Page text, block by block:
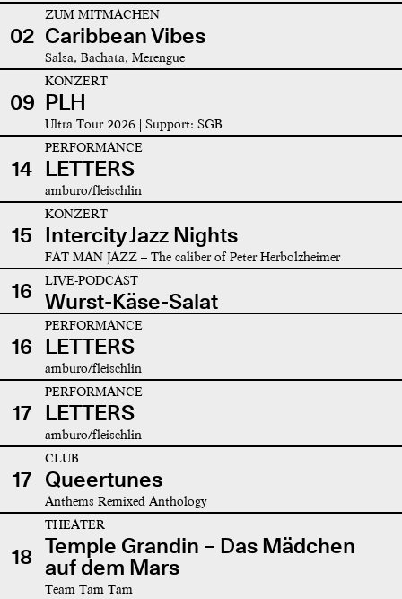
02
ZUM MITMACHEN
Caribbean Vibes
Salsa, Bachata, Merengue
09
KONZERT
PLH
Ultra Tour 2026 | Support: SGB
14
PERFORMANCE
LETTERS
amburo/fleischlin
15
KONZERT
Intercity Jazz Nights
FAT MAN JAZZ – The caliber of Peter Herbolzheimer
16 LIVE-PODCAST
Wurst-Käse-Salat
16
PERFORMANCE
LETTERS
amburo/fleischlin
17
PERFORMANCE
LETTERS
amburo/fleischlin
17
CLUB
Queertunes
Anthems Remixed Anthology
18
THEATER
Temple Grandin – Das Mädchen
auf dem Mars
Team Tam Tam